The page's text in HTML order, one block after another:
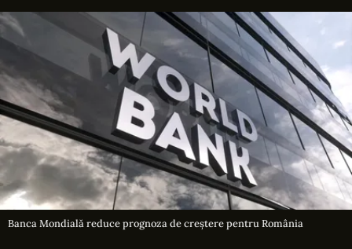
Banca Mondială reduce prognoza de creștere pentru România